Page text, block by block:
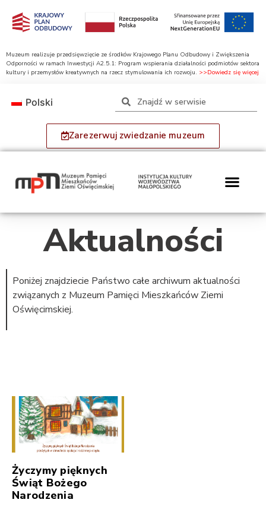
Muzeum realizuje przedsięwzięcie ze środków Krajowego Planu Odbudowy i Zwiększenia
Odporności w ramach Inwestycji A2.5.1: Program wspierania działalności podmiotów sektora
kultury i przemysłów kreatywnych na rzecz stymulowania ich rozwoju. >>Dowiedz się więcej
Zarezerwuj zwiedzanie muzeum
Polski
Aktualności
Poniżej znajdziecie Państwo całe archiwum aktualności
związanych z Muzeum Pamięci Mieszkańców Ziemi
Oświęcimskiej.
Życzymy pięknych
Świąt Bożego
Narodzenia